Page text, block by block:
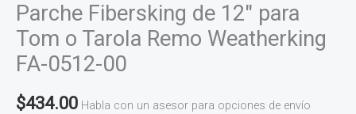
Parche Fibersking de 12″ para
Tom o Tarola Remo Weatherking
FA-0512-00
$434.00 Habla con un asesor para opciones de envío
Tarola
Remo
Weatherking
FA-
0512-